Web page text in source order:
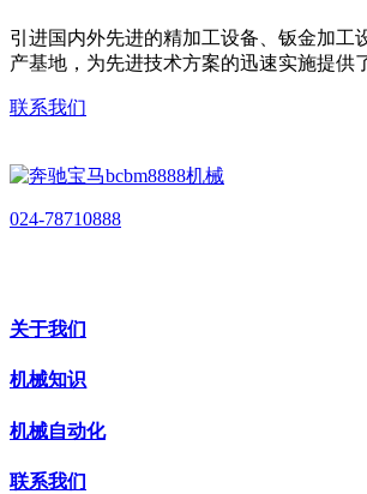
引进国内外先进的精加工设备、钣金加工
产基地，为先进技术方案的迅速实施提供
联系我们
024-78710888
关于我们
机械知识
机械自动化
联系我们